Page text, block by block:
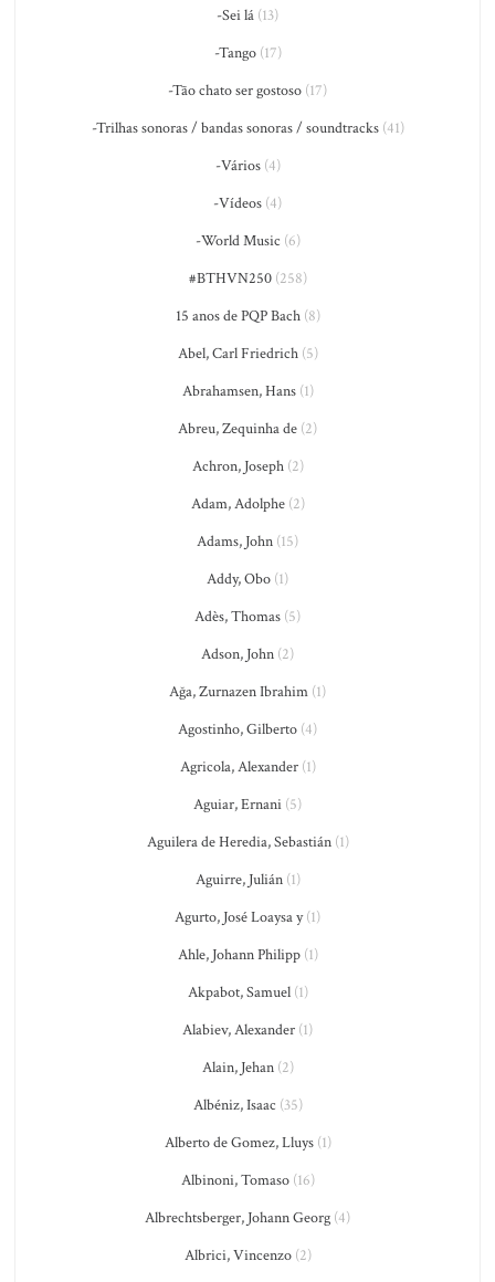
-Sei lá (13)
-Tango(17)
-Tão chato ser gostoso (17)
-Trilhas sonoras / bandas sonoras / soundtracks(41)
-Vários(4)
-Vídeos (4)
-World Music (6)
#BTHVN250(258)
15 anos de PQP Bach(8)
Abel, Carl Friedrich(5)
Abrahamsen, Hans(1)
Abreu, Zequinha de (2)
Achron, Joseph(2)
Adam, Adolphe(2)
Adams, John (15)
Addy, Obo (1)
Adès, Thomas (5)
Adson, John (2)
Ağa, Zurnazen Ibrahim (1)
Agostinho, Gilberto (4)
Agricola, Alexander(1)
Aguiar, Ernani (5)
Aguilera de Heredia, Sebastián(1)
Aguirre, Julián(1)
Agurto, José Loaysa y(1)
Ahle, Johann Philipp(1)
Akpabot, Samuel(1)
Alabiev, Alexander (1)
Alain, Jehan(2)
Albéniz, Isaac (35)
Alberto de Gomez, Lluys(1)
Albinoni, Tomaso(16)
Albrechtsberger, Johann Georg (4)
Albrici, Vincenzo(2)